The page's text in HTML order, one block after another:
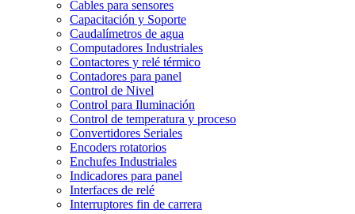
Cables para sensores
Capacitación y Soporte
Caudalímetros de agua
Computadores Industriales
Contactores y relé térmico
Contadores para panel
Control de Nivel
Control para Iluminación
Control de temperatura y proceso
Convertidores Seriales
Encoders rotatorios
Enchufes Industriales
Indicadores para panel
Interfaces de relé
Interruptores fin de carrera